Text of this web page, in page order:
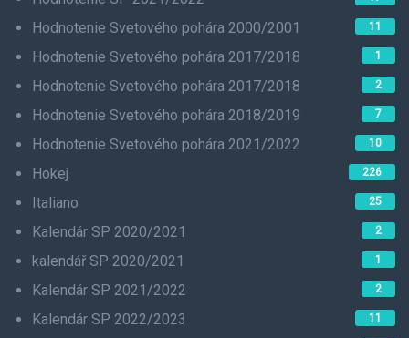
Hodnotenie Svetového pohára 2000/2001 11
Hodnotenie Svetového pohára 2017/2018 1
Hodnotenie Svetového pohára 2017/2018 2
Hodnotenie Svetového pohára 2018/2019 7
Hodnotenie Svetového pohára 2021/2022 10
Hokej 226
Italiano 25
Kalendár SP 2020/2021 2
kalendář SP 2020/2021 1
Kalendár SP 2021/2022 2
Kalendár SP 2022/2023 11